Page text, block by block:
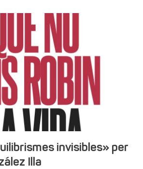
invisibles» per
Illa